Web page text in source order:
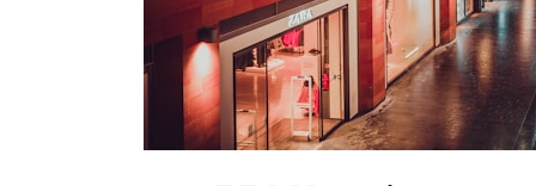
precisa
saber!